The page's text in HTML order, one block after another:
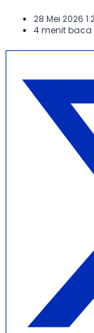
28 Mei 2026
4 menit baca